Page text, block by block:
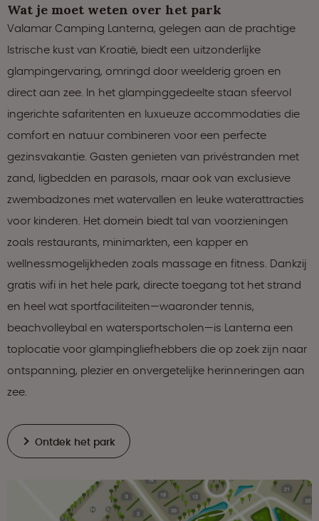
Wat je moet weten over het park
Valamar Camping Lanterna, gelegen aan de prachtige
Istrische kust van Kroatië, biedt een uitzonderlijke
glampingervaring, omringd door weelderig groen en
direct aan zee. In het glampinggedeelte staan sfeervol
ingerichte safaritenten en luxueuze accommodaties die
comfort en natuur combineren voor een perfecte
gezinsvakantie. Gasten genieten van privéstranden met
zand, ligbedden en parasols, maar ook van exclusieve
zwembadzones met watervallen en leuke waterattracties
voor kinderen. Het domein biedt tal van voorzieningen
zoals restaurants, minimarkten, een kapper en
wellnessmogelijkheden zoals massage en fitness. Dankzij
gratis wifi in het hele park, directe toegang tot het strand
en heel wat sportfaciliteiten—waaronder tennis,
beachvolleybal en watersportscholen—is Lanterna een
toplocatie voor glampingliefhebbers die op zoek zijn naar
ontspanning, plezier en onvergetelijke herinneringen aan
zee.
Ontdek het park